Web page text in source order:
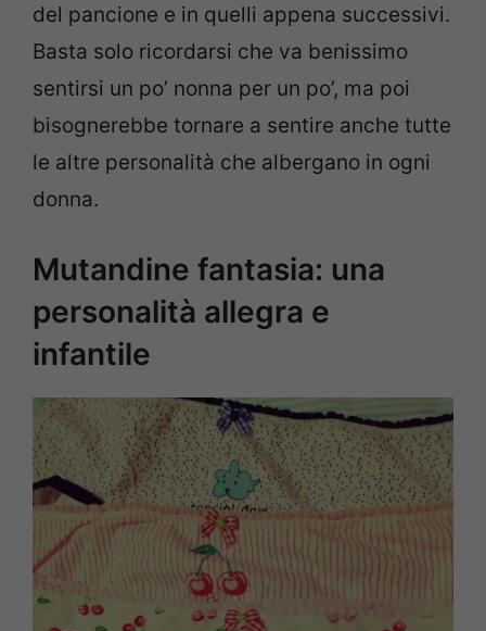
del pancione e in quelli appena successivi.
Basta solo ricordarsi che va benissimo
sentirsi un po’ nonna per un po’, ma poi
bisognerebbe tornare a sentire anche tutte
le altre personalità che albergano in ogni
donna.
Mutandine fantasia: una
personalità allegra e
infantile